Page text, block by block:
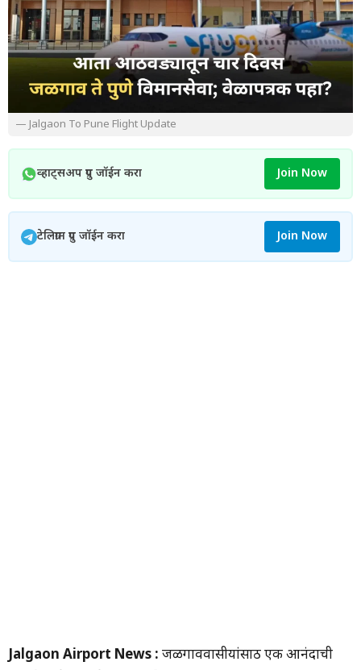
— Jalgaon To Pune Flight Update
व्हाट्सअप ग्रुप जॉईन करा Join Now
टेलिग्राम ग्रुप जॉईन करा Join Now
Jalgaon Airport News : जळगाववासीयांसाठी एक आनंदाची